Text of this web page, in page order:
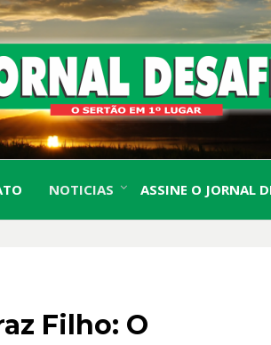
O Sertão em 1º Lugar
NOTICIAS ASSINE O JORNAL
Filho: O